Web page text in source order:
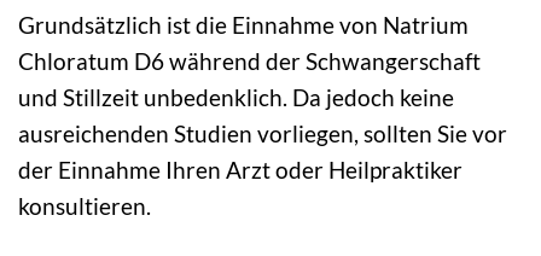
Grundsätzlich ist die Einnahme von Natrium
Chloratum D6 während der Schwangerschaft
und Stillzeit unbedenklich. Da jedoch keine
ausreichenden Studien vorliegen, sollten Sie vor
der Einnahme Ihren Arzt oder Heilpraktiker
konsultieren.